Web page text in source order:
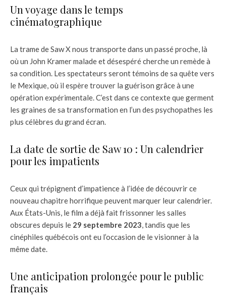
Un voyage dans le temps
cinématographique
La trame de Saw X nous transporte dans un passé proche, là
où un John Kramer malade et désespéré cherche un remède à
sa condition. Les spectateurs seront témoins de sa quête vers
le Mexique, où il espère trouver la guérison grâce à une
opération expérimentale. C’est dans ce contexte que germent
les graines de sa transformation en l’un des psychopathes les
plus célèbres du grand écran.
La date de sortie de Saw 10 : Un calendrier
pour les impatients
Ceux qui trépignent d’impatience à l’idée de découvrir ce
nouveau chapitre horrifique peuvent marquer leur calendrier.
Aux États-Unis, le film a déjà fait frissonner les salles
obscures depuis le 29 septembre 2023, tandis que les
cinéphiles québécois ont eu l’occasion de le visionner à la
même date.
Une anticipation prolongée pour le public
français